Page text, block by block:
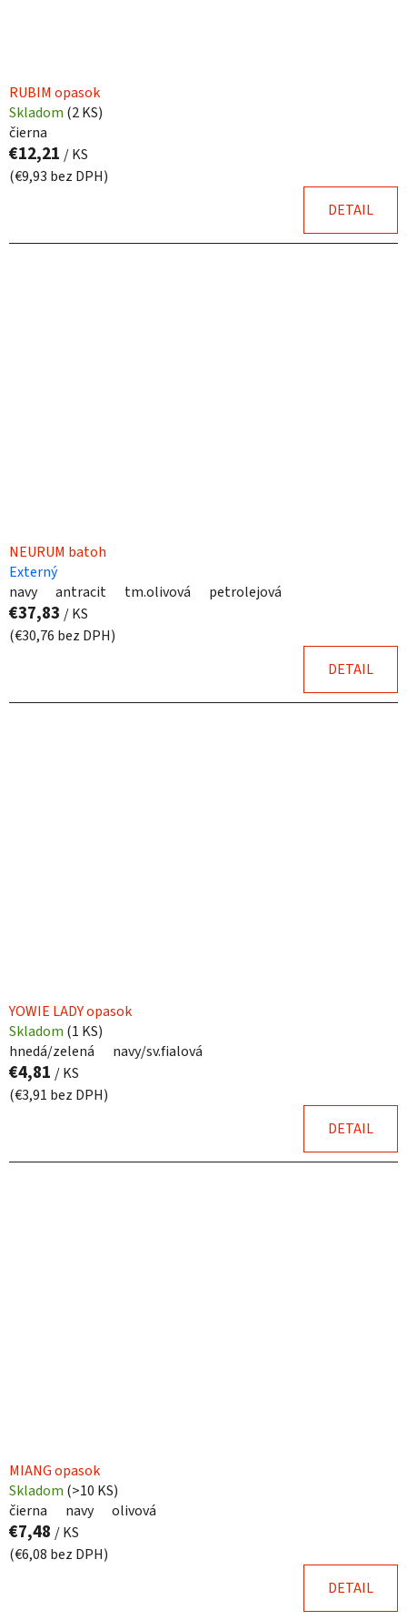
RUBIM opasok
Skladom (2 KS)
čierna
€12,21 / KS
(€9,93 bez DPH)
DETAIL
NEURUM batoh
Externý
navy
antracit tm.olivová petrolejová
€37,83 / KS
(€30,76 bez DPH)
DETAIL
YOWIE LADY opasok
Skladom (1 KS)
hnedá/zelená
navy/sv.fialová
€4,81 / KS
(€3,91 bez DPH)
DETAIL
MIANG opasok
Skladom (>10 KS)
čierna
navy olivová
€7,48 / KS
(€6,08 bez DPH)
DETAIL